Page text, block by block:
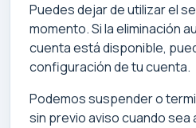
Puedes dejar de utilizar el
momento. Si la eliminación
cuenta está disponible,
configuración de tu cuenta.
Podemos suspender o
sin previo aviso cuando sea